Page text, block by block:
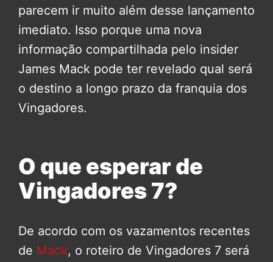
parecem ir muito além desse lançamento
imediato. Isso porque uma nova
informação compartilhada pelo insider
James Mack pode ter revelado qual será
o destino a longo prazo da franquia dos
Vingadores.
O que esperar de
Vingadores 7?
De acordo com os vazamentos recentes
de Mack, o roteiro de Vingadores 7 será